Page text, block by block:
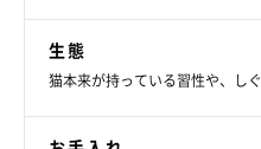
愛猫の飲水量が少ないと感じ
ようにするのもひとつの方法で
生態
猫本来が持っている習性や、し